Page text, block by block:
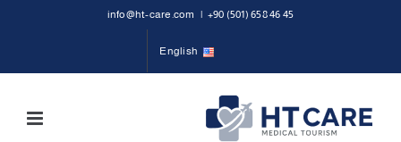
+90 (501) 658 46 45
|
info@ht-care.com
English